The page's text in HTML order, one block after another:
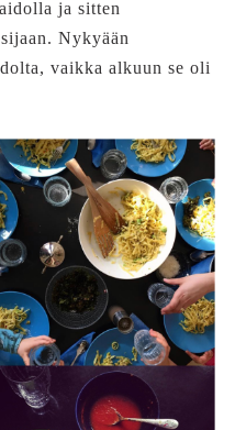
ja sitten
Nykyään
vaikka alkuun se oli